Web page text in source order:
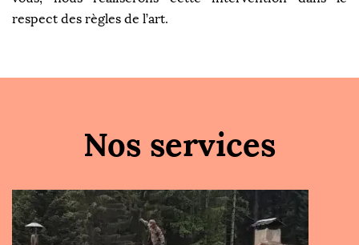
respect des règles de l’art.
Nos services